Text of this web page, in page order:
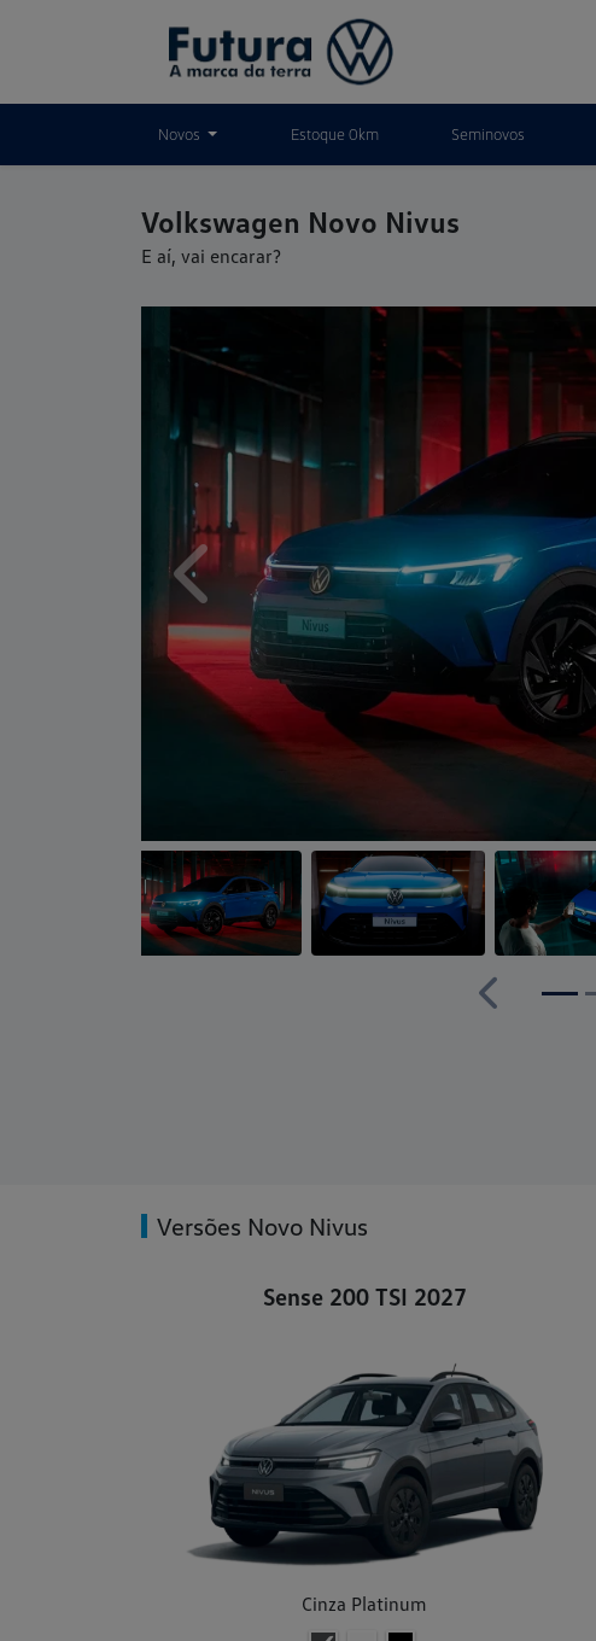
Novos Estoque 0km Seminovos
Volkswagen Novo Nivus
E aí, vai encarar?
Anterior
Anterior
Versões Novo Nivus
Sense 200 TSI 2027
Cinza Platinum